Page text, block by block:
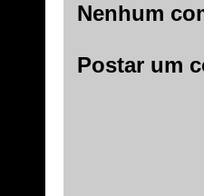
Nenhum
Postar um